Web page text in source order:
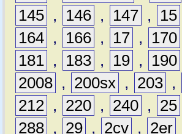
145 , 146 , 147 , 15
164 , 166 , 17 , 170
181 , 183 , 19 , 190
2008 , 200sx , 203 ,
212 , 220 , 240 , 25
288 , 29 , 2cv , 2er